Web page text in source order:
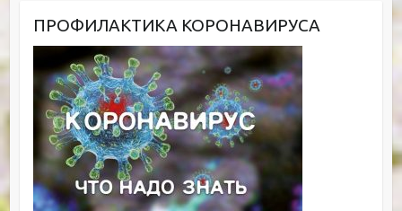
ПРОФИЛАКТИКА КОРОНАВИРУСА